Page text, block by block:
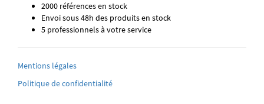
2000 références en stock
Envoi sous 48h des produits en stock
5 professionnels à votre service
Mentions légales
Politique de confidentialité